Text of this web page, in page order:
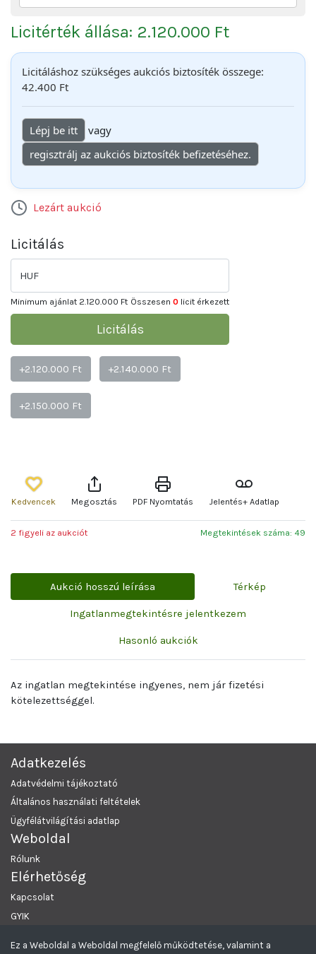
Licitérték állása: 2.120.000 Ft
Licitáláshoz szükséges aukciós biztosíték összege:
42.400 Ft
Lépj be itt
vagy
regisztrálj az aukciós biztosíték befizetéséhez.
Lezárt aukció
Licitálás
HUF
Minimum ajánlat 2.120.000 Ft Összesen 0 licit érkezett
Licitálás
+2.120.000 Ft +2.140.000 Ft
+2.150.000 Ft
Kedvencek Megosztás PDF Nyomtatás Jelentés+ Adatlap
2 figyeli az aukciót Megtekintések száma: 49
Aukció hosszú leírása Térkép
Ingatlanmegtekintésre jelentkezem
Hasonló aukciók
Az ingatlan megtekintése ingyenes, nem jár fizetési
kötelezettséggel.
Adatkezelés
Adatvédelmi tájékoztató
Általános használati feltételek
Ügyfélátvilágítási adatlap
Weboldal
Rólunk
Elérhetőség
Kapcsolat
GYIK
Ez a Weboldal a Weboldal megfelelő működtetése, valamint a